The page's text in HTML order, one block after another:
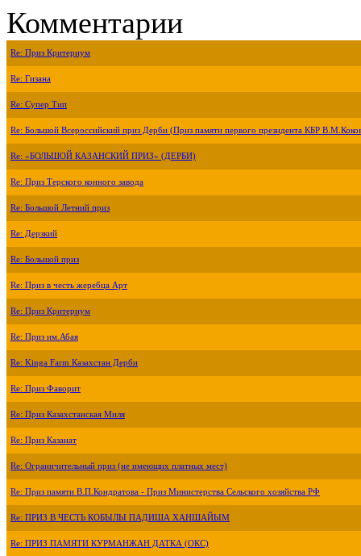
Комментарии
Re: Приз Критериум
Re: Гизана
Re: Супер Тип
Re: Большой Всероссийский приз Дерби (Приз памяти первого президента КБР
Re: «БОЛЬШОЙ КАЗАНСКИЙ ПРИЗ» (ДЕРБИ)
Re: Приз Терского конного завода
Re: Большой Летний приз
Re: Дерзкий
Re: Большой приз
Re: Приз в честь жеребца Арт
Re: Приз Критериум
Re: Приз им.Абая
Re: Kinga Farm Казахстан Дерби
Re: Приз Фаворит
Re: Приз Казахстанская Миля
Re: Приз Казанат
Re: Ограничительный приз (не имеющих платных мест)
Re: Приз памяти В.П.Кондратова - Приз Министерства Сельского хозяйства РФ
Re: ПРИЗ В ЧЕСТЬ КОБЫЛЫ ПАДИША ХАНШАЙЫМ
Re: ПРИЗ ПАМЯТИ КУРМАНЖАН ДАТКА (ОКС)